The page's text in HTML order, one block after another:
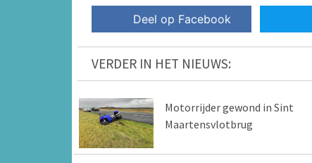
Deel op Facebook
VERDER IN HET NIEUWS:
Motorrijder gewond in Sint
Maartensvlotbrug